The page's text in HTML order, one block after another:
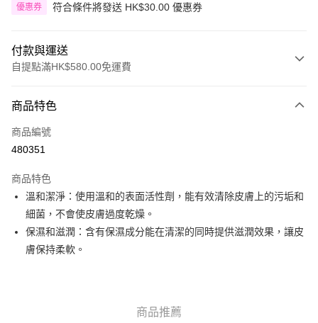
優惠券 符合條件將發送 HK$30.00 優惠券
付款與運送
自提點滿HK$580.00免運費
信用卡
Apple Pay
AlipayHK
PayMe
WeChat Pay
銀行匯款 請將存款存到以下銀行帳戶，並於存款單據寫上訂單編號後電郵至
eshop@colourmix-cosmetics.com** **我們不會處理沒有提供存款單據的訂
商品特色
商品編號
480351
商品特色
溫和潔淨：使用溫和的表面活性劑，能有效清除皮膚上的污垢和
細菌，不會使皮膚過度乾燥。
保濕和滋潤：含有保濕成分能在清潔的同時提供滋潤效果，讓皮
膚保持柔軟。
商品推薦